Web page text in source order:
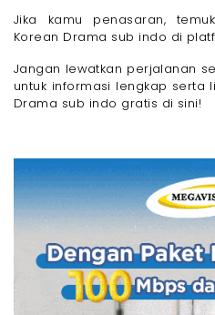
Jika kamu penasaran,
Korean Drama sub indo di
Jangan lewatkan perjalanan
untuk informasi lengkap serta
Drama sub indo gratis di sini!